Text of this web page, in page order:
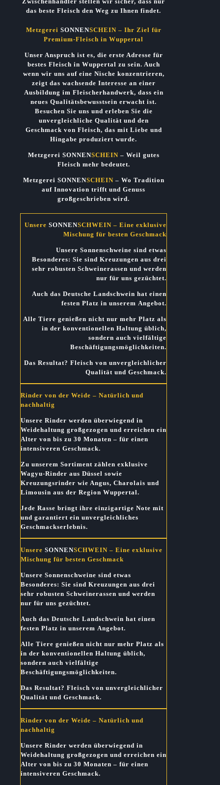
das beste Fleisch den Weg zu Ihnen findet.
Metzgerei SONNENSCHEIN – Ihr Ziel für
Premium-Fleisch in Wuppertal
Unser Anspruch ist es, die erste Adresse für
bestes Fleisch in Wuppertal zu sein. Auch
wenn wir uns auf eine Nische konzentrieren,
zeigt das wachsende Interesse an einer
Ausbildung im Fleischerhandwerk, dass ein
neues Qualitätsbewusstsein erwacht ist.
Besuchen Sie uns und erleben Sie die
unvergleichliche Qualität und den
Geschmack von Fleisch, das mit Liebe und
Hingabe produziert wurde.
Metzgerei SONNENSCHEIN – Weil gutes
Fleisch mehr bedeutet.
Metzgerei SONNENSCHEIN – Wo Tradition
auf Innovation trifft und Genuss
großgeschrieben wird.
Unsere SONNENSCHWEIN – Eine exklusive
Mischung für besten Geschmack
Unsere Sonnenschweine sind etwas
Besonderes: Sie sind Kreuzungen aus drei
sehr robusten Schweinerassen und werden
nur für uns gezüchtet.
Auch das Deutsche Landschwein hat einen
festen Platz in unserem Angebot.
Alle Tiere genießen nicht nur mehr Platz als
in der konventionellen Haltung üblich,
sondern auch vielfältige
Beschäftigungsmöglichkeiten.
Das Resultat? Fleisch von unvergleichlicher
Qualität und Geschmack.
Rinder von der Weide – Natürlich und
nachhaltig
Unsere Rinder werden überwiegend in
Weidehaltung großgezogen und erreichen ein
Alter von bis zu 30 Monaten – für einen
intensiveren Geschmack.
Zu unserem Sortiment zählen exklusive
Wagyu-Rinder aus Düssel sowie
Kreuzungsrinder wie Angus, Charolais und
Limousin aus der Region Wuppertal.
Jede Rasse bringt ihre einzigartige Note mit
und garantiert ein unvergleichliches
Geschmackserlebnis.
Unsere SONNENSCHWEIN – Eine exklusive
Mischung für besten Geschmack
Unsere Sonnenschweine sind etwas
Besonderes: Sie sind Kreuzungen aus drei
sehr robusten Schweinerassen und werden
nur für uns gezüchtet.
Auch das Deutsche Landschwein hat einen
festen Platz in unserem Angebot.
Alle Tiere genießen nicht nur mehr Platz als
in der konventionellen Haltung üblich,
sondern auch vielfältige
Beschäftigungsmöglichkeiten.
Das Resultat? Fleisch von unvergleichlicher
Qualität und Geschmack.
Rinder von der Weide – Natürlich und
nachhaltig
Unsere Rinder werden überwiegend in
Weidehaltung großgezogen und erreichen ein
Alter von bis zu 30 Monaten – für einen
intensiveren Geschmack.